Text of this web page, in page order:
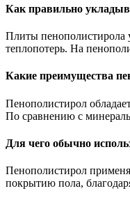
Как правильно
Плиты пенополистирола
теплопотерь. На
Какие преимущества
Пенополистирол
По сравнению с
Для чего обычно
Пенополистирол
покрытию пола,